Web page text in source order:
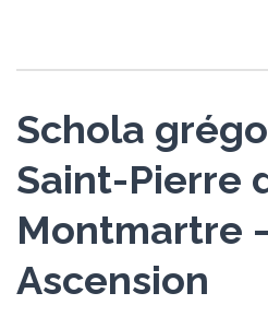
Schola
Saint-Pierre
Montmartre
Ascension